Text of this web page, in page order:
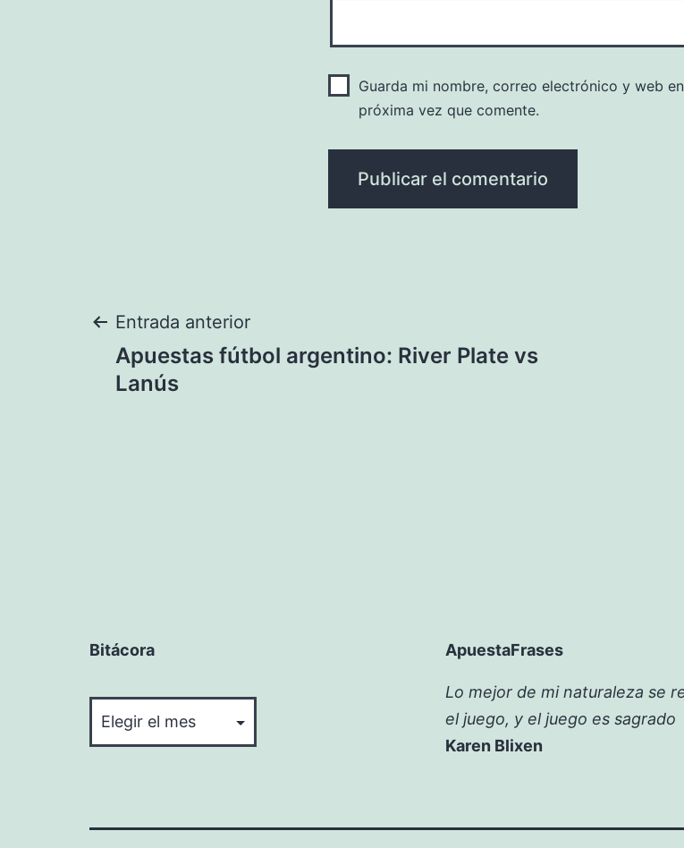
Guarda mi nombre, correo electrónico y web
próxima vez que comente.
Navegación
de
Entrada anterior
Apuestas fútbol argentino: River Plate vs
Lanús
Bitácora ApuestaFrases
Lo mejor de mi naturaleza se
el juego, y el juego es sagrado
Karen Blixen